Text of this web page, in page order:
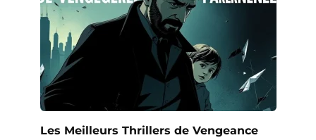
Les Meilleurs Thrillers de Vengeance